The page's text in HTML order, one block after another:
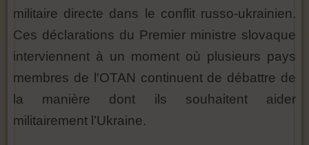
militaire directe dans le conflit russo-ukrainien.
Ces déclarations du Premier ministre slovaque
interviennent à un moment où plusieurs pays
membres de l'OTAN continuent de débattre de
la manière dont ils souhaitent aider
militairement l’Ukraine.